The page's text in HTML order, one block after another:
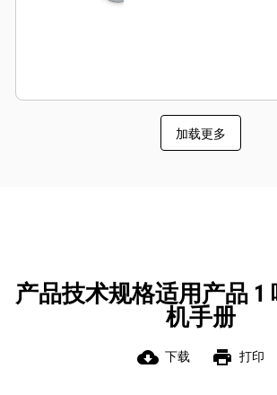
加载更多
产品技术规格适用产品 1
机手册
cloud_download 下载 print 打印